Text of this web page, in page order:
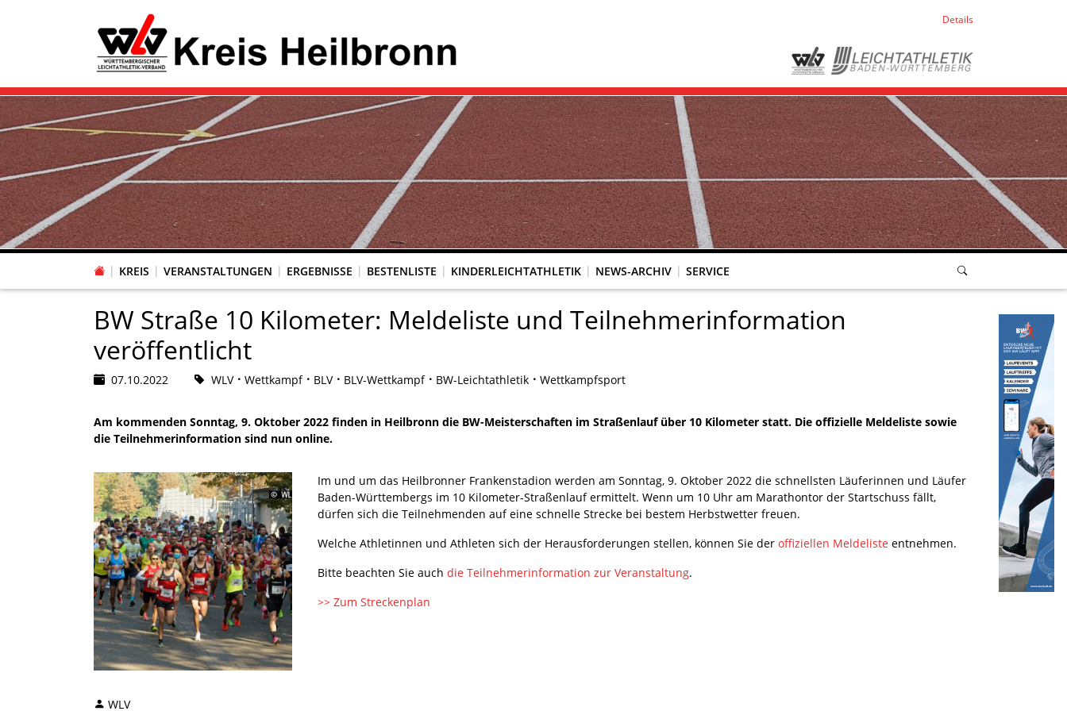
Details
KREIS VERANSTALTUNGEN ERGEBNISSE BESTENLISTE KINDERLEICHTATHLETIK NEWS-ARCHIV SERVICE
BW Straße 10 Kilometer: Meldeliste und Teilnehmerinformation
veröffentlicht
07.10.2022 WLV Wettkampf BLV BLV-Wettkampf BW-Leichtathletik Wettkampfsport
Am kommenden Sonntag, 9. Oktober 2022 finden in Heilbronn die BW-Meisterschaften im Straßenlauf über 10 Kilometer statt. Die offizielle Meldeliste sowie
die Teilnehmerinformation sind nun online.
Im und um das Heilbronner Frankenstadion werden am Sonntag, 9. Oktober 2022 die schnellsten Läuferinnen und Läufer
Baden-Württembergs im 10 Kilometer-Straßenlauf ermittelt. Wenn um 10 Uhr am Marathontor der Startschuss fällt,
dürfen sich die Teilnehmenden auf eine schnelle Strecke bei bestem Herbstwetter freuen.
Welche Athletinnen und Athleten sich der Herausforderungen stellen, können Sie der offiziellen Meldeliste entnehmen.
Bitte beachten Sie auch die Teilnehmerinformation zur Veranstaltung.
>> Zum Streckenplan
WLV